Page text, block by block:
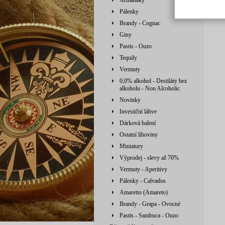
Pálenky
Brandy - Cognac
Giny
Pastis - Ouzo
Tequily
Vermuty
0,0% alkohol - Destiláty bez
alkoholu - Non Alcoholic
Novinky
Investiční láhve
Dárková balení
Ostatní lihoviny
Miniatury
Výprodej - slevy až 70%
Vermuty - Aperitivy
Pálenky - Calvados
Amaretto (Amareto)
Brandy - Grapa - Ovocné
Pastis - Sambuca - Ouzo